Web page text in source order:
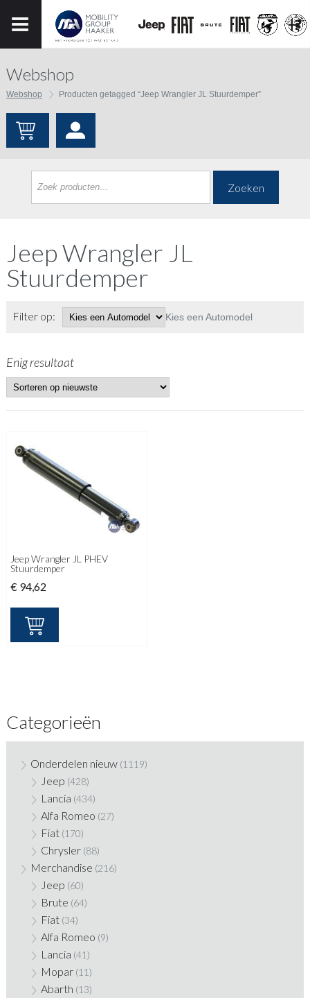
Webshop
Webshop Producten getagged “Jeep Wrangler JL Stuurdemper”
Zoeken
Jeep Wrangler JL
Stuurdemper
Filter op: Kies een Automodel
Enig resultaat
Jeep Wrangler JL PHEV
Stuurdemper
€ 94,62
Categorieën
Onderdelen nieuw (1119)
Jeep (428)
Lancia (434)
Alfa Romeo (27)
Fiat (170)
Chrysler (88)
Merchandise (216)
Jeep (60)
Brute (64)
Fiat (34)
Alfa Romeo (9)
Lancia (41)
Mopar (11)
Abarth (13)